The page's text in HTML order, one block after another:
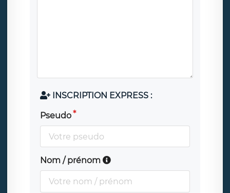
INSCRIPTION EXPRESS :
Pseudo
Nom / prénom